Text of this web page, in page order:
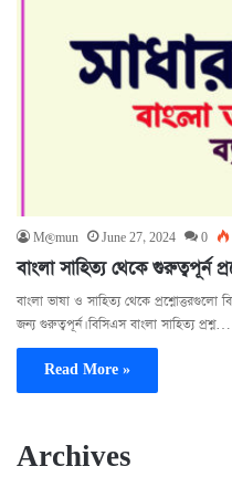
M@mun June 27, 2024 0
বাংলা সাহিত্য থেকে গুরুত্বপূর্ন
বাংলা ভাষা ও সাহিত্য থেকে প্রশ্নোত্তরগুলো
জন্য গুরুত্বপূর্ন। বিসিএস বাংলা সাহিত্য প্রশ্ন…
Read More »
Archives